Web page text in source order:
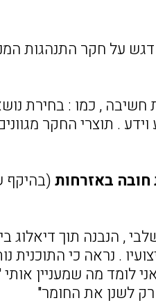
על חקר התנהגות
חשיבה , כמו : בחירת
. תוצרי החקר
חובה באזרחות
, הנבנה תוך דיאלוג
. נראה כי התוכנית
לומד מה שמעניין אותי
לשנן את החומר"